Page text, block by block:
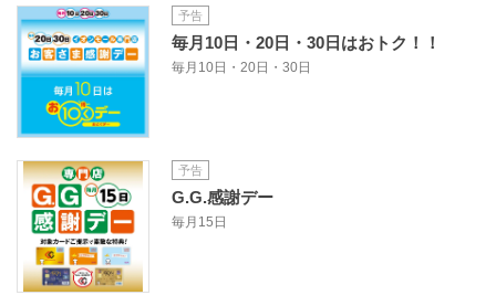
予告
毎月10日・20日・30日はおトク！！
毎月10日・20日・30日
予告
G.G.感謝デー
毎月15日